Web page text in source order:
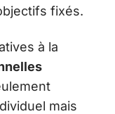
fixés.
à la
mais